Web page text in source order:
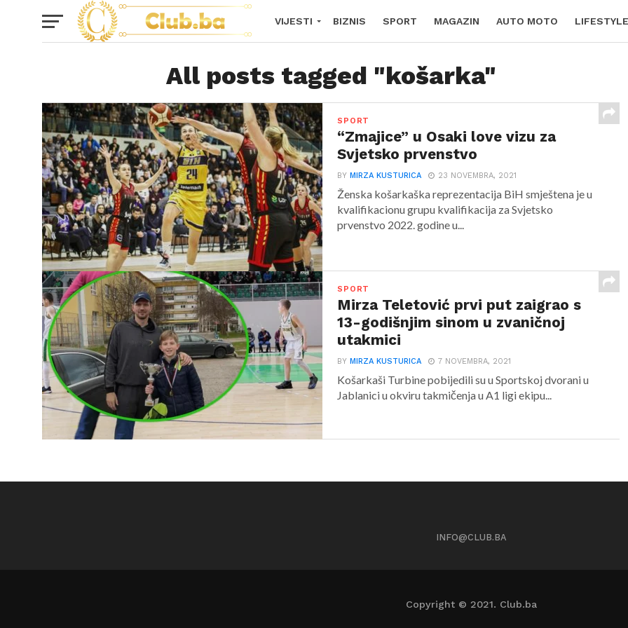
VIJESTI BIZNIS SPORT MAGAZIN AUTO MOTO LIFESTYLE
All posts tagged "košarka"
SPORT
“Zmajice” u Osaki love vizu za
Svjetsko prvenstvo
BYMIRZA KUSTURICA 23 NOVEMBRA, 2021
Ženska košarkaška reprezentacija BiH smještena je u
kvalifikacionu grupu kvalifikacija za Svjetsko
prvenstvo 2022. godine u...
SPORT
Mirza Teletović prvi put zaigrao s
13-godišnjim sinom u zvaničnoj
utakmici
BYMIRZA KUSTURICA 7 NOVEMBRA, 2021
Košarkaši Turbine pobijedili su u Sportskoj dvorani u
Jablanici u okviru takmičenja u A1 ligi ekipu...
INFO@CLUB.BA
Copyright © 2021. Club.ba